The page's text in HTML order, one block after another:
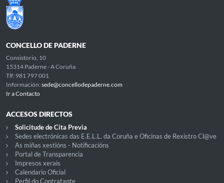
CONCELLO DE PADERNE
Consistorio, 10
15314 Paderne - A Coruña
Tlf: 981 797 001
Información: sede@concellodepaderne.com
Ir a Contacto
ACCESOS DIRECTOS
Solicitude de Cita Previa
Sedes electrónicas das E.E.L.L. da Coruña e Oficinas de Rexistro Cl@ve
As miñas xestións - Notificacións
Portal de Transparencia
Impresos xerais
Calendario Oficial
Perfil do Contratante